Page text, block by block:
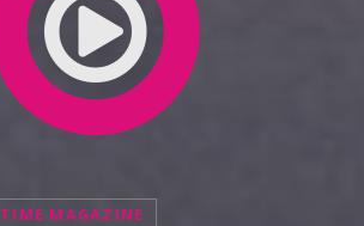
TIME MAGAZINE